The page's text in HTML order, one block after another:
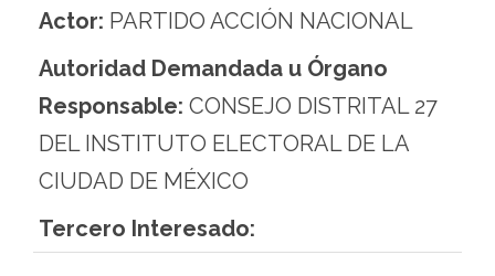
Actor: PARTIDO ACCIÓN NACIONAL
Autoridad Demandada u Órgano
Responsable: CONSEJO DISTRITAL 27
DEL INSTITUTO ELECTORAL DE LA
CIUDAD DE MÉXICO
Tercero Interesado: